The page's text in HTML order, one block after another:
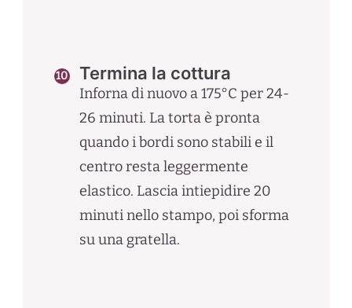
Termina la cottura
Inforna di nuovo a 175°C per 24-
26 minuti. La torta è pronta
quando i bordi sono stabili e il
centro resta leggermente
elastico. Lascia intiepidire 20
minuti nello stampo, poi sforma
su una gratella.